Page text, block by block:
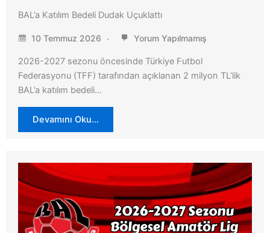
BAL’a Katılım Bedeli Dudak Uçuklattı
10 Temmuz 2026 Yorum Yapılmamış
2026-2027 sezonu öncesinde Türkiye Futbol
Federasyonu (TFF) tarafından açıklanan 2 milyon TL’lik
BAL’a katılım bedeli…
Devamını Oku…